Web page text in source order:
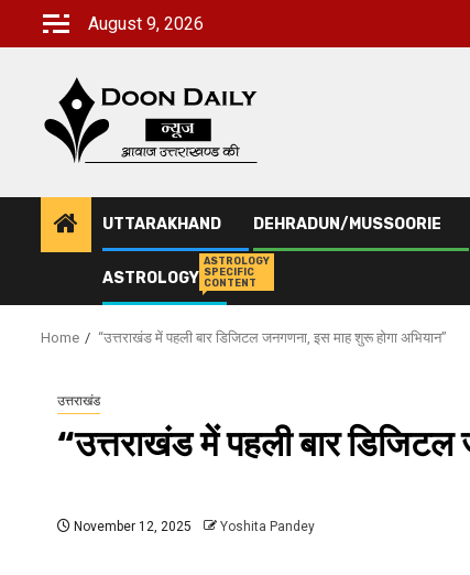
August 9, 2026
UTTARAKHAND DEHRADUN/MUSSOORIE
ASTROLOGY
ASTROLOGY
SPECIFIC
CONTENT
Home “उत्तराखंड में पहली बार डिजिटल जनगणना, इस माह शुरू होगा अभियान”
उत्तराखंड
“उत्तराखंड में पहली बार
November 12, 2025 Yoshita Pandey